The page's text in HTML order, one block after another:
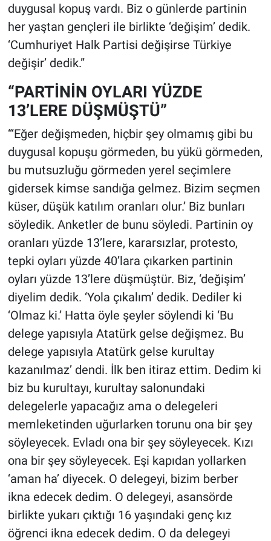
duygusal kopuş vardı. Biz o günlerde partinin
her yaştan gençleri ile birlikte ‘değişim’ dedik.
‘Cumhuriyet Halk Partisi değişirse Türkiye
değişir’ dedik.”
“PARTİNİN OYLARI YÜZDE
13’LERE DÜŞMÜŞTÜ”
“‘Eğer değişmeden, hiçbir şey olmamış gibi bu
duygusal kopuşu görmeden, bu yükü görmeden,
bu mutsuzluğu görmeden yerel seçimlere
gidersek kimse sandığa gelmez. Bizim seçmen
küser, düşük katılım oranları olur.’ Biz bunları
söyledik. Anketler de bunu söyledi. Partinin oy
oranları yüzde 13’lere, kararsızlar, protesto,
tepki oyları yüzde 40’lara çıkarken partinin
oyları yüzde 13’lere düşmüştür. Biz, ‘değişim’
diyelim dedik. ‘Yola çıkalım’ dedik. Dediler ki
‘Olmaz ki.’ Hatta öyle şeyler söylendi ki ‘Bu
delege yapısıyla Atatürk gelse değişmez. Bu
delege yapısıyla Atatürk gelse kurultay
kazanılmaz’ dendi. İlk ben itiraz ettim. Dedim ki
biz bu kurultayı, kurultay salonundaki
delegelerle yapacağız ama o delegeleri
memleketinden uğurlarken torunu ona bir şey
söyleyecek. Evladı ona bir şey söyleyecek. Kızı
ona bir şey söyleyecek. Eşi kapıdan yollarken
‘aman ha’ diyecek. O delegeyi, bizim berber
ikna edecek dedim. O delegeyi, asansörde
birlikte yukarı çıktığı 16 yaşındaki genç kız
öğrenci ikna edecek dedim. O da delegeyi